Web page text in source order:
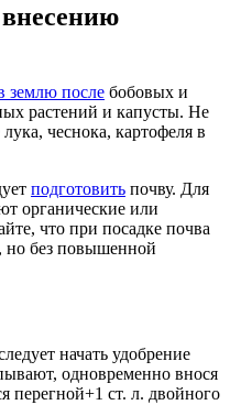
землю после бобовых и
растений и капусты. Не
чеснока, картофеля в
подготовить почву. Для
органические или
что при посадке почва
но без повышенной
начать удобрение
одновременно внося
перегной+1 ст. л. двойного